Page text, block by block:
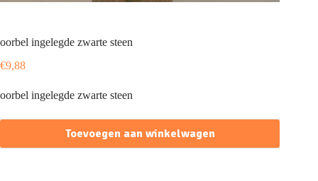
oorbel ingelegde zwarte steen
€9,88
oorbel ingelegde zwarte steen
Toevoegen aan winkelwagen